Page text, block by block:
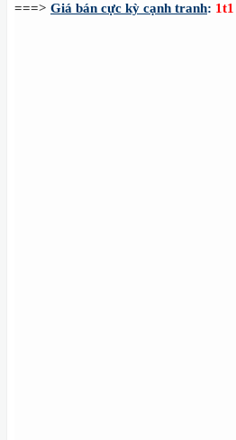
===> Giá bán cực kỳ cạnh tranh: 1t1